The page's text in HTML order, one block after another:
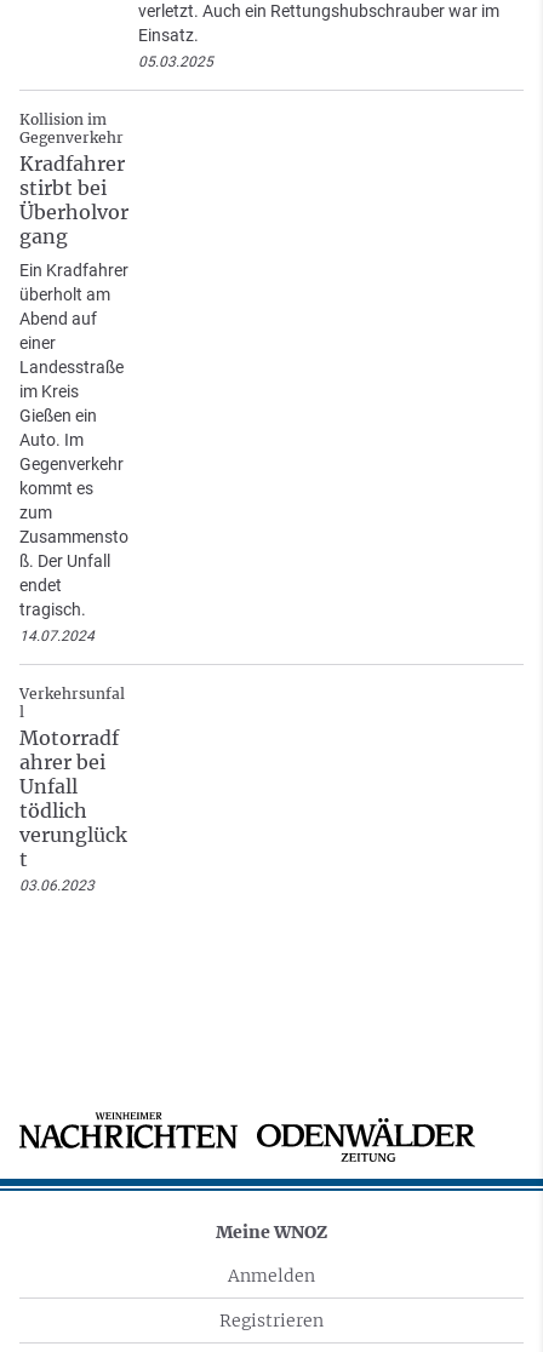
verletzt. Auch ein Rettungshubschrauber war im
Einsatz.
05.03.2025
Kollision im
Gegenverkehr
Kradfahrer
stirbt bei
Überholvor
gang
Ein Kradfahrer
überholt am
Abend auf
einer
Landesstraße
im Kreis
Gießen ein
Auto. Im
Gegenverkehr
kommt es
zum
Zusammensto
ß. Der Unfall
endet
tragisch.
14.07.2024
Verkehrsunfal
l
Motorradf
ahrer bei
Unfall
tödlich
verunglück
t
03.06.2023
Meine WNOZ
Anmelden
Registrieren